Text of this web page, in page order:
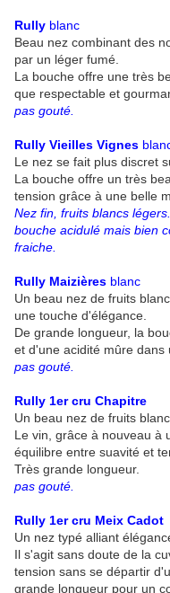
Rully blanc
Beau nez combinant des
par un léger fumé.
La bouche offre une très
que respectable et
pas gouté.
Rully Vieilles Vignes
Le nez se fait plus discret
La bouche offre un très
tension grâce à une belle
Nez fin, fruits blancs
bouche acidulé mais bien
fraiche.
Rully Maizières blanc
Un beau nez de fruits
une touche d'élégance.
De grande longueur, la
et d'une acidité mûre dans
pas gouté.
Rully 1er cru Chapitre
Un beau nez de fruits
Le vin, grâce à nouveau à
équilibre entre suavité et
Très grande longueur.
pas gouté.
Rully 1er cru Meix Cadot
Un nez typé alliant
Il s'agit sans doute de la
tension sans se départir
grande longueur pour un